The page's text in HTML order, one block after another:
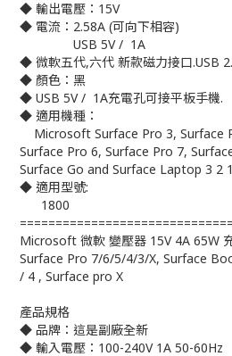
◆ 輸出電壓：15V
◆ 電流：2.58A (可向下相容)
USB 5V / 1A
◆ 微軟五代,六代 新款磁力接口.USB
◆ 顏色：黑
◆ USB 5V / 1A充電孔可接平板手機.
◆ 適用機種：
Microsoft Surface Pro 3, Surface
Surface Pro 6, Surface Pro 7,
Surface Go and Surface Laptop 3 2
◆ 適用型號:
1800
Microsoft 微軟 變壓器 15V 4A 65W
Surface Pro 7/6/5/4/3/X, Surface
/ 4 , Surface pro X
產品規格
◆ 品牌：這是副廠全新
◆ 輸入電壓：100-240V 1A 50-60Hz